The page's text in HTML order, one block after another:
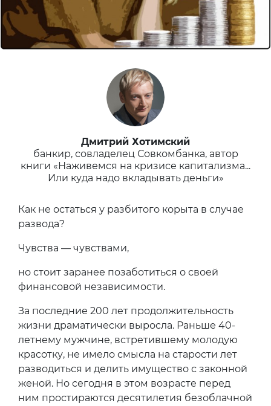
Дмитрий Хотимский
банкир, совладелец Совкомбанка, автор
книги «Наживемся на кризисе капитализма...
Или куда надо вкладывать деньги»
Как не остаться у разбитого корыта в случае
развода?
Чувства — чувствами,
но стоит заранее позаботиться о своей
финансовой независимости.
За последние 200 лет продолжительность
жизни драматически выросла. Раньше 40-
летнему мужчине, встретившему молодую
красотку, не имело смысла на старости лет
разводиться и делить имущество с законной
женой. Но сегодня в этом возрасте перед
ним простираются десятилетия безоблачной